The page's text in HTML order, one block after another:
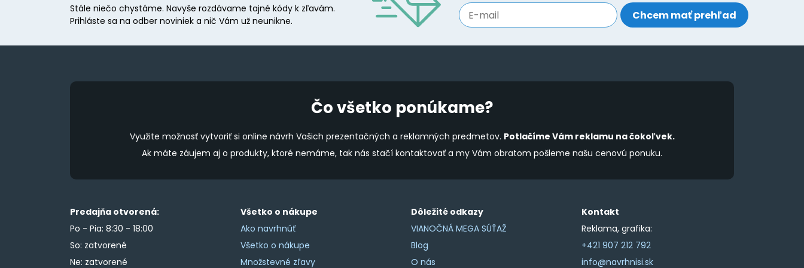
be
on
product
be
chosen
be
be
chosen
page
Stále niečo chystáme. Navyše rozdávame tajné kódy k zľavám.
Prihláste sa na odber noviniek a nič Vám už neunikne.
Čo všetko ponúkame?
Využite možnosť vytvoriť si online návrh Vašich prezentačných a reklamných predmetov. Potlačíme Vám reklamu na čokoľvek.
Ak máte záujem aj o produkty, ktoré nemáme, tak nás stačí kontaktovať a my Vám obratom pošleme našu cenovú ponuku.
Predajňa otvorená:
Po - Pia: 8:30 - 18:00
So: zatvorené
Ne: zatvorené
Všetko o nákupe
Ako navrhnúť
Všetko o nákupe
Množstevné zľavy
Dôležité odkazy
VIANOČNÁ MEGA SÚŤAŽ
Blog
O nás
Kontakt
Reklama, grafika:
+421 907 212 792
info@navrhnisi.sk